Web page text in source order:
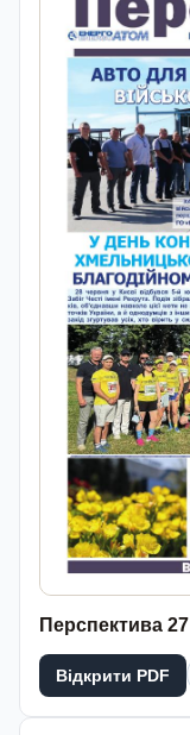
Перспектива 27
Відкрити PDF